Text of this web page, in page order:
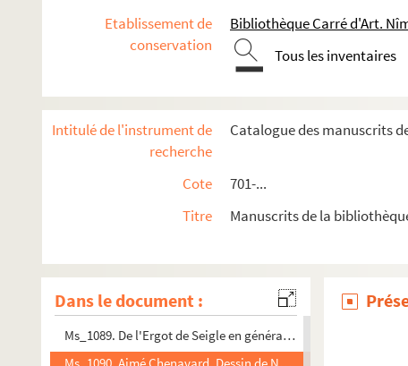
Etablissement de
conservation
Bibliothèque Carré d'Art.
Tous les inventaires
Intitulé de l'instrument de
recherche
Catalogue des manuscrits
Cote
701-...
Titre
Manuscrits de la
Dans le document :
Ms_1078. Dossier constitué par Sheurer-Kestner
Ms_1079. Travaux réalisés par Louis Rossel lors de ses
Ms_1081. Archives Marc Bernard
Ms_1082. Georges Reboul. Correspondance.
Ms_1087. Un pas de côté.
Ms_1088. Lettre à Gabriel François de Brueys, baron
Ms_1089. De l'Ergot de Seigle en général, Aux Intoxications de